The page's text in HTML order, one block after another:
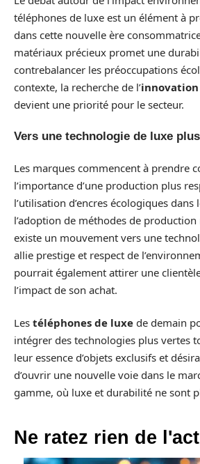
téléphones de luxe est un élément à
dans cette nouvelle ère
matériaux précieux promet une
contrebalancer les préoccupations
contexte, la recherche de l’innovation
devient une priorité pour le secteur.
Vers une technologie de luxe
Les marques commencent à prendre
l’importance d’une production plus
l’utilisation d’encres écologiques dans
l’adoption de méthodes de
existe un mouvement vers une
allie prestige et respect de
pourrait également attirer une
l’impact de son achat.
Les téléphones de luxe de demain
intégrer des technologies plus vertes
leur essence d’objets exclusifs et
d’ouvrir une nouvelle voie dans le
gamme, où luxe et durabilité ne sont
Ne ratez rien de